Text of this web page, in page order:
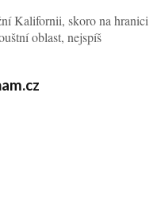
Kalifornii, skoro na hranici
oblast, nejspíš